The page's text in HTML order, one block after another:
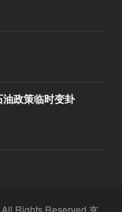
政策临时变卦
Rights Reserved 京